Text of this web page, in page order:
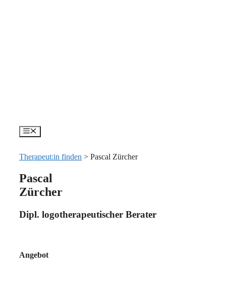
Menü
Therapeut:in finden > Pascal Zürcher
Pascal
Zürcher
Dipl. logotherapeutischer Berater
Angebot